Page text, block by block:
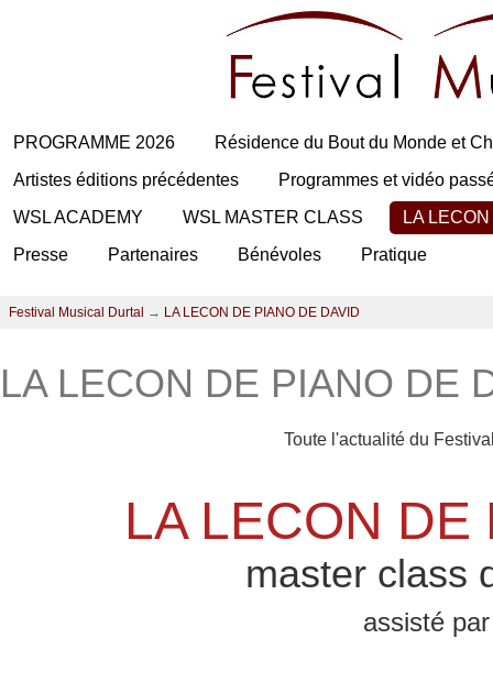
PROGRAMME 2026
Résidence du Bout du Monde et
Artistes éditions précédentes
Programmes et vidéo
WSL ACADEMY
WSL MASTER CLASS
LA
Presse
Partenaires Bénévoles Pratique
Festival Musical Durtal → LA LECON DE PIANO DE DAVID
LA LECON DE PIANO DE
Toute l'actualité du
LA LECON DE
master class
assisté